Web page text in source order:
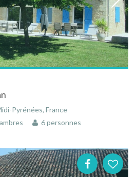
Pyrénées, France
6 personnes